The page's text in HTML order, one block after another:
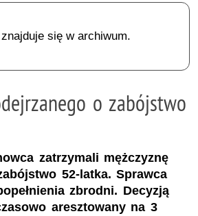
się w archiwum.
o zabójstwo
zatrzymali mężczyznę
52-latka. Sprawca
zbrodni. Decyzją
aresztowany na 3